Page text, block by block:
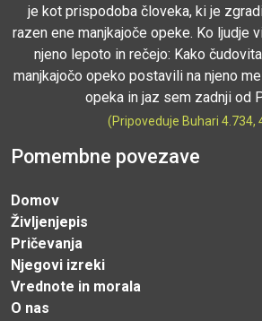
je kot prispodoba človeka, ki je
razen ene manjkajoče opeke. Ko ljudje
njeno lepoto in rečejo: Kako
manjkajočo opeko postavili na njeno
opeka in jaz sem zadnji od
(Pripoveduje Buhari 4.734,
Pomembne povezave
Domov
Življenjepis
Pričevanja
Njegovi izreki
Vrednote in morala
O nas